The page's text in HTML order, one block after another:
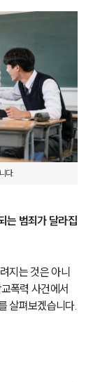
다.
는 범죄가 달라집
지는 것은 아니
폭력 사건에서
살펴보겠습니다.